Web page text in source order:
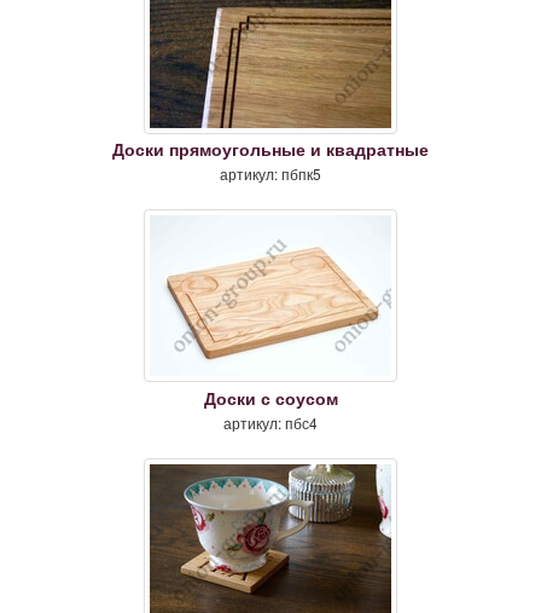
Доски прямоугольные и квадратные
артикул: пбпк5
Доски с соусом
артикул: пбс4